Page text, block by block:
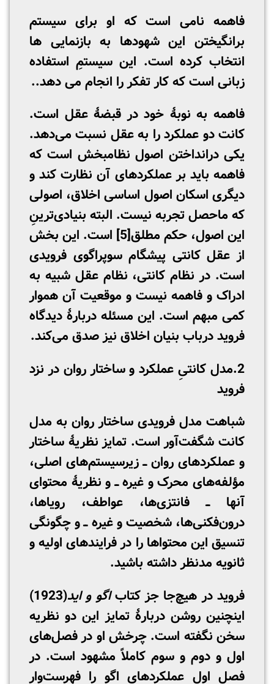
فاهمه نامی است که او برای سیستم
برانگیختن این شهودها به بازنمایی ها
انتخاب کرده است. این سیستمِ استفاده
زبانی است که کار تفکر را انجام می دهد..
فاهمه به نوبۀ خود در قبضۀ عقل است.
کانت دو عملکرد را به عقل نسبت می‌دهد.
یکی درانداختن اصول نظام­بخش است که
فاهمه باید بر عملکردهای آن نظارت کند و
دیگری اسکان اصول اساسی اخلاق، اصولی
که ماحصل تجربه نیست. البته بنیادی‌ترینِ
این اصول، حکم مطلق[5]
است. این بخش
از عقل کانتی پیشگام سوپراگوی فرویدی
است. در نظام کانتی، نظام عقل شبیه به
ادراک و فاهمه نیست و موقعیت آن هموار
کمی مبهم است. این مسئله دربارۀ دیدگاه
فروید درباب بنیان اخلاق نیز صدق می‌کند.
2.مدل کانتیِ عملکرد و ساختار روان در نزد
فروید
شباهت مدل فرویدی ساختار روان به مدل
کانت شگفت‌آور است. تمایز نظریۀ ساختار
و عملکردهای روان ــ زیرسیستم‌های اصلی،
مؤلفه‌های محرک و غیره ــ و نظریۀ محتوای
آنها ــ فانتزی‌ها، عواطف، رویاها،
درون‌فکنی‌ها، شخصیت و غیره ــ و چگونگی
تنسیق این محتواها را در فرایندهای اولیه و
ثانویه مدنظر داشته باشید.
فروید در هیچ‌جا جز کتاباگو و اید
(1923)
اینچنین روشن دربارۀ تمایز این دو نظریه
سخن نگفته است. چرخش او در فصل‌های
اول و دوم و سوم کاملاً مشهود است. در
فصل اول عملکردهای اگو را فهرست‌وار